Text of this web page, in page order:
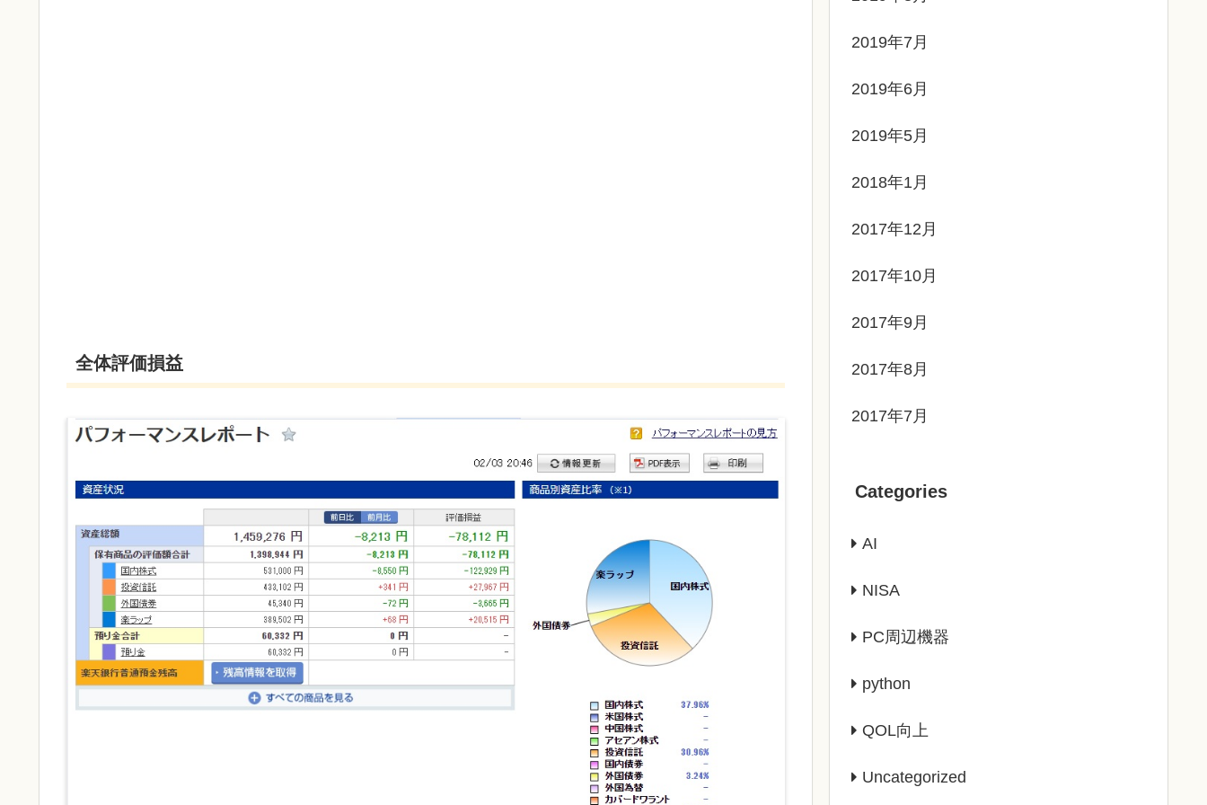
全体評価損益
2019年7月
2019年6月
2019年5月
2018年1月
2017年12月
2017年10月
2017年9月
2017年8月
2017年7月
Categories
AI
NISA
PC周辺機器
python
QOL向上
Uncategorized